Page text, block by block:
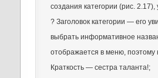
создания категории (рис.
? Заголовок категории — его
выбрать информативное
отображается в меню,
Краткость — сестра таланта!;